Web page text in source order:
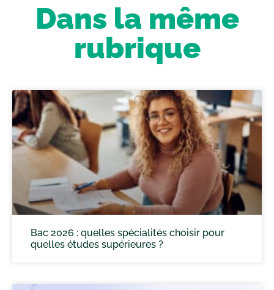
Dans la même
rubrique
Bac 2026 : quelles spécialités choisir pour
quelles études supérieures ?